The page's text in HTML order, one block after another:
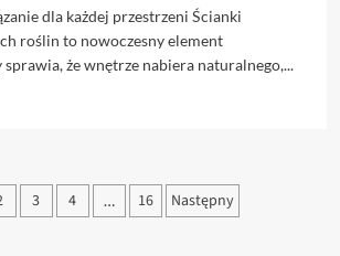
dla każdej przestrzeni Ścianki
roślin to nowoczesny element
że wnętrze nabiera naturalnego,...
3 4 … 16 Następny